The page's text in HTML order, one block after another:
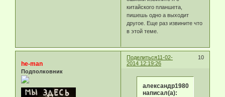
китайского планшета,
пишешь одно а выходит
другое. Еще раз извините что
в этой теме.
Поделиться 10
11-02-
2014 12:19:26
he-man
Подполковник
александр1980
написал(а):